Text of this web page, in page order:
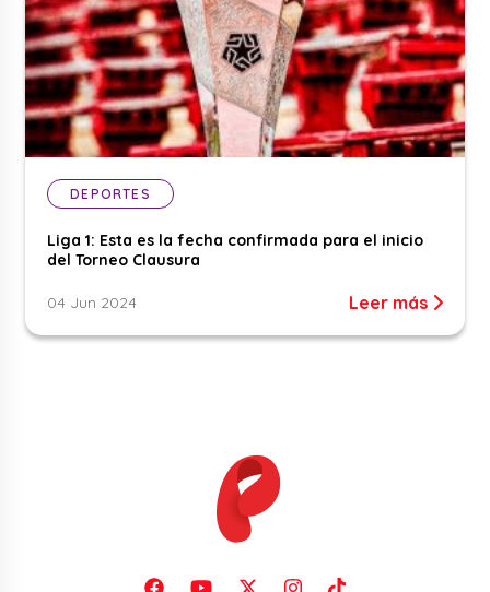
DEPORTES
Liga 1: Esta es la fecha confirmada para el inicio
del Torneo Clausura
04 Jun 2024 Leer más